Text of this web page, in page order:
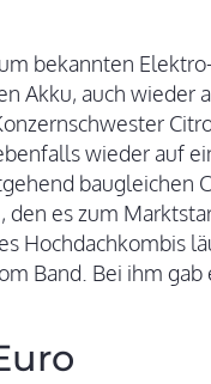
bekannten
Akku, auch wieder
wieder auf
baugleichen
, den es zum
Hochdachkombis
Band. Bei ihm gab